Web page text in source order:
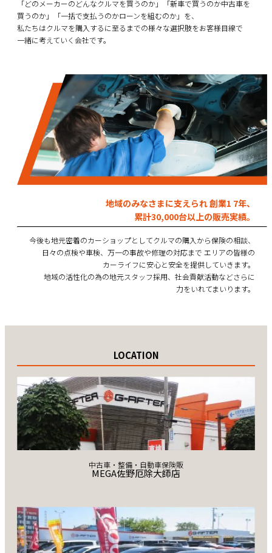
「どのメーカーのどんなクルマを買うのか」「新車で買うのか中古車を
買うのか」「一括で支払うのかローンを組むのか」を、
私たちはクルマを購入するに至るまでの様々な選択肢をお客様目線で
一緒に考えていく会社です。
地域のみなさまに支えられ 創業1 7年、
累計30,000台以上の販売実績。
今後も地元密着のカーショップとしてクルマの購入から保険の相談、
日々の点検や車検、万一の事故や修理の対応まで エリアの皆様の
カーライフに安心と安全を提供していきます。
地域の活性化の為の地元スタッフ採用、社会貢献活動などさらに
力をいれてまいります。
LOCATION
中古車・整備・自動車保険販
MEGA佐野厄除大師店